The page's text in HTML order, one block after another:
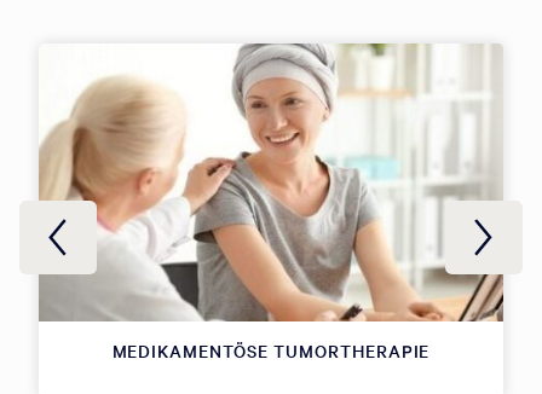
MEDIKAMENTÖSE TUMORTHERAPIE